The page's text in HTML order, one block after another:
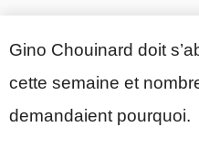
Gino Chouinard doit
cette semaine et
demandaient pourquoi.